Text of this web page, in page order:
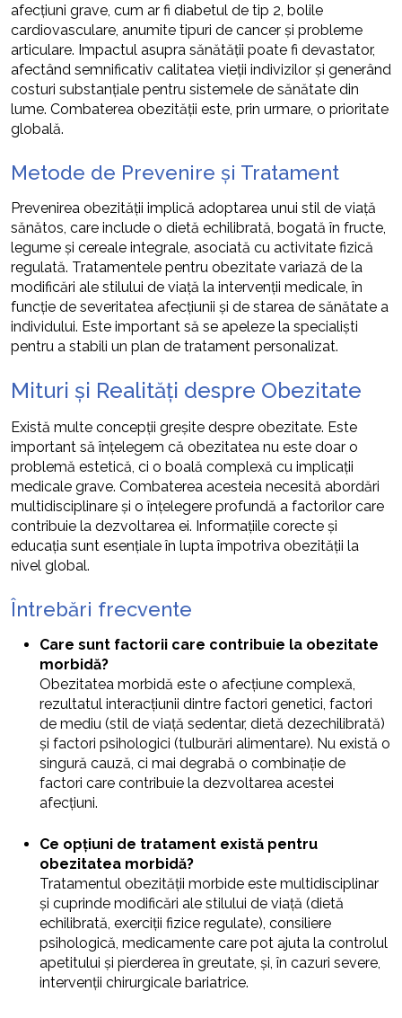
afecțiuni grave, cum ar fi diabetul de tip 2, bolile
cardiovasculare, anumite tipuri de cancer și probleme
articulare. Impactul asupra sănătății poate fi devastator,
afectând semnificativ calitatea vieții indivizilor și generând
costuri substanțiale pentru sistemele de sănătate din
lume. Combaterea obezității este, prin urmare, o prioritate
globală.
Metode de Prevenire și Tratament
Prevenirea obezității implică adoptarea unui stil de viață
sănătos, care include o dietă echilibrată, bogată în fructe,
legume și cereale integrale, asociată cu activitate fizică
regulată. Tratamentele pentru obezitate variază de la
modificări ale stilului de viață la intervenții medicale, în
funcție de severitatea afecțiunii și de starea de sănătate a
individului. Este important să se apeleze la specialiști
pentru a stabili un plan de tratament personalizat.
Mituri și Realități despre Obezitate
Există multe concepții greșite despre obezitate. Este
important să înțelegem că obezitatea nu este doar o
problemă estetică, ci o boală complexă cu implicații
medicale grave. Combaterea acesteia necesită abordări
multidisciplinare și o înțelegere profundă a factorilor care
contribuie la dezvoltarea ei. Informațiile corecte și
educația sunt esențiale în lupta împotriva obezității la
nivel global.
Întrebări frecvente
Care sunt factorii care contribuie la obezitate
morbidă?
Obezitatea morbidă este o afecțiune complexă,
rezultatul interacțiunii dintre factori genetici, factori
de mediu (stil de viață sedentar, dietă dezechilibrată)
și factori psihologici (tulburări alimentare). Nu există o
singură cauză, ci mai degrabă o combinație de
factori care contribuie la dezvoltarea acestei
afecțiuni.
Ce opțiuni de tratament există pentru
obezitatea morbidă?
Tratamentul obezității morbide este multidisciplinar
și cuprinde modificări ale stilului de viață (dietă
echilibrată, exerciții fizice regulate), consiliere
psihologică, medicamente care pot ajuta la controlul
apetitului și pierderea în greutate, și, în cazuri severe,
intervenții chirurgicale bariatrice.